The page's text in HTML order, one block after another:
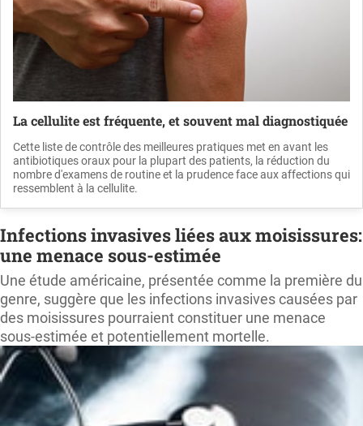
La cellulite est fréquente, et souvent mal diagnostiquée
Cette liste de contrôle des meilleures pratiques met en avant les
antibiotiques oraux pour la plupart des patients, la réduction du
nombre d'examens de routine et la prudence face aux affections qui
ressemblent à la cellulite.
Infections invasives liées aux moisissures:
une menace sous-estimée
Une étude américaine, présentée comme la première du
genre, suggère que les infections invasives causées par
des moisissures pourraient constituer une menace
sous-estimée et potentiellement mortelle.